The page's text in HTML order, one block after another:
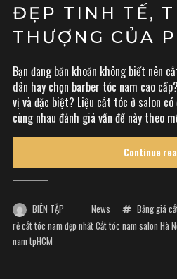
ĐẸP TINH TẾ,
THƯỢNG CỦA
Bạn đang băn khoăn không biết nên
dân hay chọn barber tóc nam cao
vị và đặc biệt? Liệu cắt tóc ở salon
cùng nhau đánh giá vấn đề này theo
Continue
BIÊN TẬP News Bảng giá
rẻcắt tóc nam đẹp nhấtCắt tóc nam salon Hà
nam tpHCM